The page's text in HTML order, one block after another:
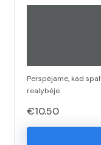
Perspėjame, kad
realybėje.
€10.50